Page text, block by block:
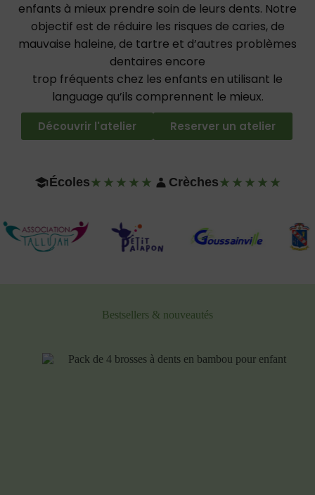
enfants à mieux prendre soin de leurs dents. Notre
objectif est de réduire les risques de caries, de
mauvaise haleine, de tartre et d’autres problèmes
dentaires encore
trop fréquents chez les enfants en utilisant le
language qu’ils comprennent le mieux.
Découvrir l'atelier Reserver un atelier
Écoles★★★★★ Crèches★★★★★
Bestsellers & nouveautés